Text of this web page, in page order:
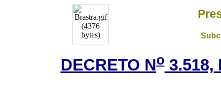
DECRETO No3.518,